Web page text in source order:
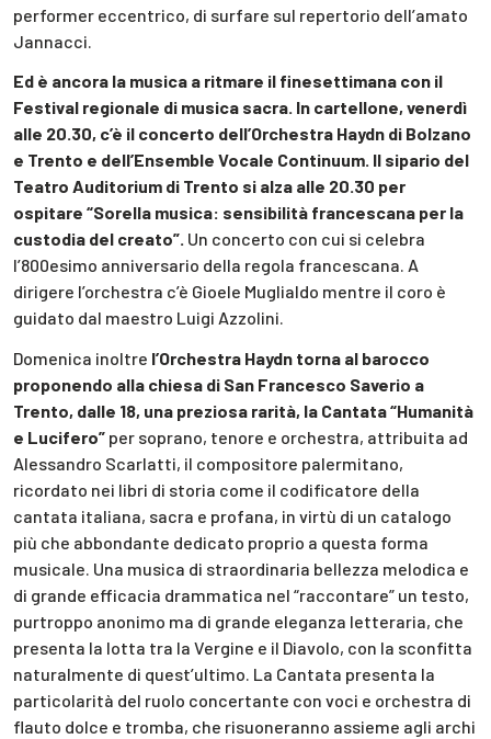
performer eccentrico, di surfare sul repertorio dell’amato
Jannacci.
Ed è ancora la musica a ritmare il finesettimana con il
Festival regionale di musica sacra. In cartellone, venerdì
alle 20.30, c’è il concerto dell’Orchestra Haydn di Bolzano
e Trento e dell’Ensemble Vocale Continuum. Il sipario del
Teatro Auditorium di Trento si alza alle 20.30 per
ospitare “Sorella musica: sensibilità francescana per la
custodia del creato”. Un concerto con cui si celebra
l’800esimo anniversario della regola francescana. A
dirigere l’orchestra c’è Gioele Muglialdo mentre il coro è
guidato dal maestro Luigi Azzolini.
Domenica inoltre l’Orchestra Haydn torna al barocco
proponendo alla chiesa di San Francesco Saverio a
Trento, dalle 18, una preziosa rarità, la Cantata “Humanità
e Lucifero” per soprano, tenore e orchestra, attribuita ad
Alessandro Scarlatti, il compositore palermitano,
ricordato nei libri di storia come il codificatore della
cantata italiana, sacra e profana, in virtù di un catalogo
più che abbondante dedicato proprio a questa forma
musicale. Una musica di straordinaria bellezza melodica e
di grande efficacia drammatica nel “raccontare” un testo,
purtroppo anonimo ma di grande eleganza letteraria, che
presenta la lotta tra la Vergine e il Diavolo, con la sconfitta
naturalmente di quest’ultimo. La Cantata presenta la
particolarità del ruolo concertante con voci e orchestra di
flauto dolce e tromba, che risuoneranno assieme agli archi